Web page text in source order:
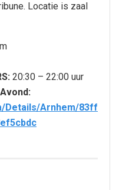
Locatie is zaal
20:30 – 22:00 uur
Details/Arnhem/83ff